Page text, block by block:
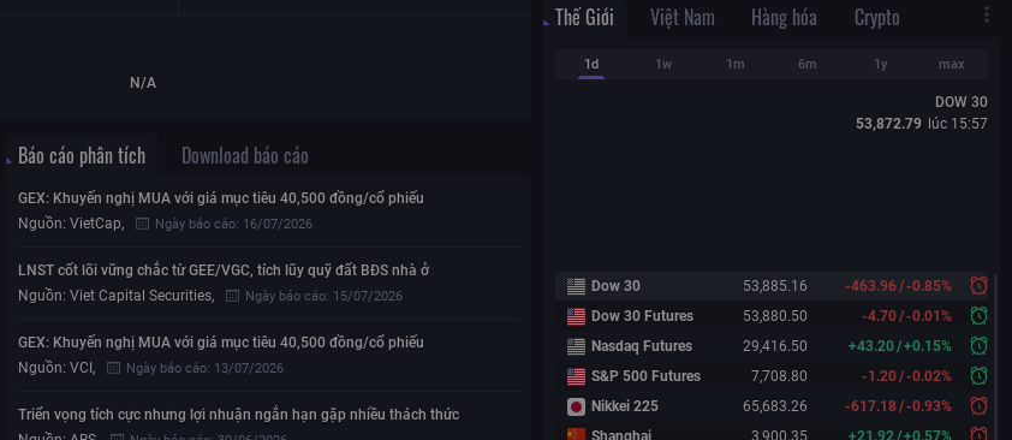
N/A
Báo cáo phân tích Download báo cáo
GEX: Khuyến nghị MUA với giá mục tiêu 40,500 đồng/cổ phiếu
Nguồn: VietCap, Ngày báo cáo: 16/07/2026
LNST cốt lõi vững chắc từ GEE/VGC, tích lũy quỹ đất BĐS nhà ở
Nguồn: Viet Capital Securities, Ngày báo cáo: 15/07/2026
GEX: Khuyến nghị MUA với giá mục tiêu 40,500 đồng/cổ phiếu
Nguồn: VCI , Ngày báo cáo: 13/07/2026
Triển vọng tích cực nhưng lợi nhuận ngắn hạn gặp nhiều thách thức
Thế Giới Việt Nam Hàng hóa Crypto
1d 1w 1m 6m 1y max
DOW 30
53,872.79 lúc 15:57
Dow 30 53,885.16 -463.96/-0.85%
Dow 30 Futures
53,880.50 -4.70/-0.01%
Nasdaq Futures
29,416.50 +43.20/+0.15%
S&P 500 Futures
7,708.80 -1.20/-0.02%
Nikkei 225
65,683.26 -617.18/-0.93%
Shanghai
3,900.35 +21.92/+0.57%